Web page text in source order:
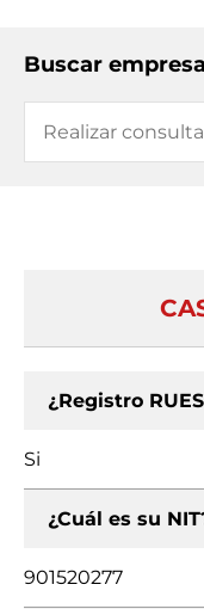
Buscar empresa
¿Registro
Si
¿Cuál es su
901520277